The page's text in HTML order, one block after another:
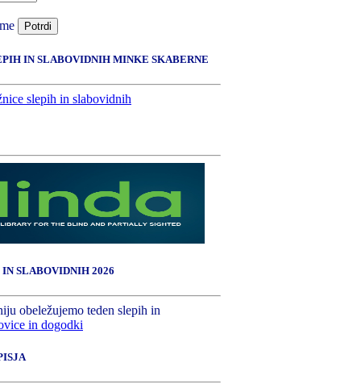
Potrdi
IN SLABOVIDNIH MINKE SKABERNE
SLABOVIDNIH 2026
obeležujemo teden slepih in
in dogodki